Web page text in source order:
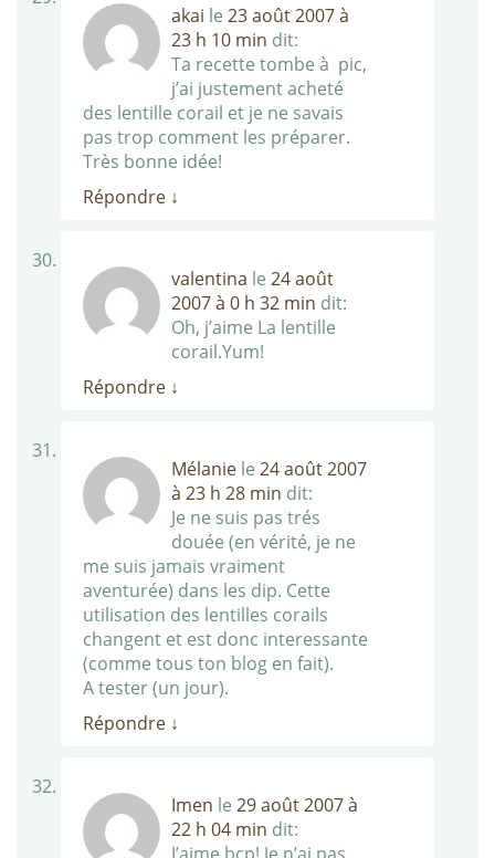
akai le 23 août 2007 à
23 h 10 min dit:
Ta recette tombe à pic,
j’ai justement acheté
des lentille corail et je ne savais
pas trop comment les préparer.
Très bonne idée!
Répondre ↓
valentina le 24 août
2007 à 0 h 32 min dit:
Oh, j’aime La lentille
corail.Yum!
Répondre ↓
Mélanie le 24 août 2007
à 23 h 28 min dit:
Je ne suis pas trés
douée (en vérité, je ne
me suis jamais vraiment
aventurée) dans les dip. Cette
utilisation des lentilles corails
changent et est donc interessante
(comme tous ton blog en fait).
A tester (un jour).
Répondre ↓
Imen le 29 août 2007 à
22 h 04 min dit: